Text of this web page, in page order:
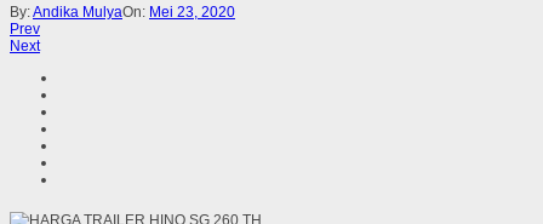
By:Andika MulyaOn: Mei 23, 2020
Prev
Next